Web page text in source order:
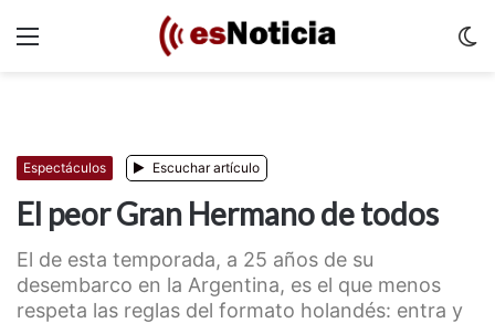
Espectáculos Escuchar artículo
El peor Gran Hermano de todos
El de esta temporada, a 25 años de su
desembarco en la Argentina, es el que menos
respeta las reglas del formato holandés: entra y